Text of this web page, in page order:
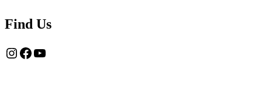
Find Us
Instagram
Facebook
YouTube